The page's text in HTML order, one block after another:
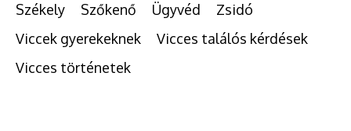
Székely
Szőkenő Ügyvéd
Zsidó
Viccek gyerekeknek
Vicces találós kérdések
Vicces történetek